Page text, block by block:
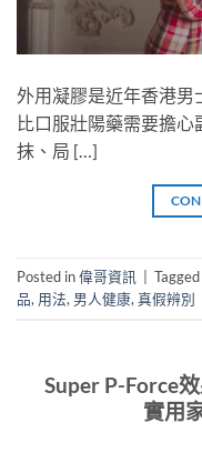
外用凝膠是近年香港男
比口服壯陽藥需要擔
抹、局 […]
Posted in偉哥資訊 Tagged
品, 用法, 男人健康, 真假辨別
Super P-Force
實用